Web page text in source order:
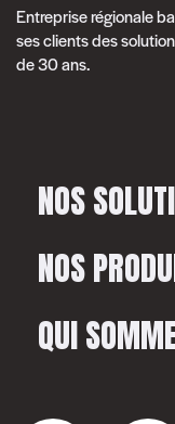
Entreprise régionale
ses clients des
de 30 ans.
NOS
NOS
QUI